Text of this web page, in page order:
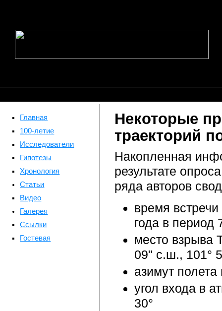
Главная
100-летие
Исследователи
Гипотезы
Хронология
Статьи
Видео
Галерея
Ссылки
Гостевая
Некоторые
траекторий
Накопленная
результате
ряда авторов
время
года в период
место взрыва
09" с.ш., 101°
азимут
угол входа в
30°